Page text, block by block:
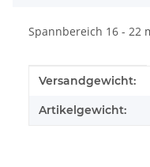
Spannbereich 16 - 22
Produkteigenschaft
Wert
Versandgewicht:
Artikelgewicht: